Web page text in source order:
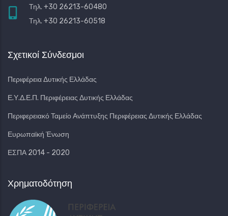
Τηλ. +30 26213-60480
Τηλ. +30 26213-60518
Σχετικοί Σύνδεσμοι
Περιφέρεια Δυτικής Ελλάδας
Ε.Υ.Δ.Ε.Π. Περιφέρειας Δυτικής Ελλάδας
Περιφερειακό Ταμείο Ανάπτυξης Περιφέρειας Δυτικής Ελλάδας
Ευρωπαϊκή Ένωση
ΕΣΠΑ 2014 - 2020
Χρηματοδότηση